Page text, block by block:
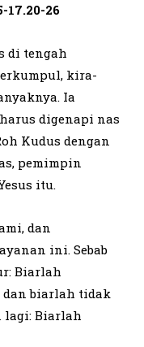
17.20-26
di tengah
kira-
Ia
digenapi nas
Kudus dengan
pemimpin
itu.
dan
ini. Sebab
Biarlah
dan biarlah tidak
lagi: Biarlah